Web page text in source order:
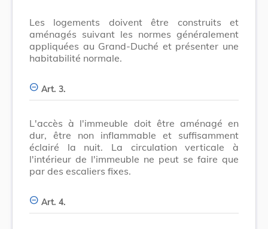
Les logements doivent être construits et
aménagés suivant les normes généralement
appliquées au Grand-Duché et présenter une
habitabilité normale.
Art. 3.
L'accès à l'immeuble doit être aménagé en
dur, être non inflammable et suffisamment
éclairé la nuit. La circulation verticale à
l'intérieur de l'immeuble ne peut se faire que
par des escaliers fixes.
Art. 4.